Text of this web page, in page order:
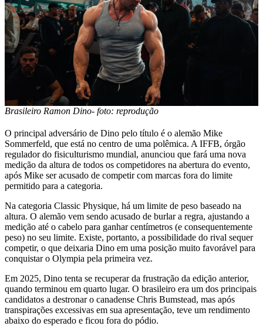
Brasileiro Ramon Dino- foto: reprodução
O principal adversário de Dino pelo título é o alemão Mike
Sommerfeld, que está no centro de uma polêmica. A IFFB, órgão
regulador do fisiculturismo mundial, anunciou que fará uma nova
medição da altura de todos os competidores na abertura do evento,
após Mike ser acusado de competir com marcas fora do limite
permitido para a categoria.
Na categoria Classic Physique, há um limite de peso baseado na
altura. O alemão vem sendo acusado de burlar a regra, ajustando a
medição até o cabelo para ganhar centímetros (e consequentemente
peso) no seu limite. Existe, portanto, a possibilidade do rival sequer
competir, o que deixaria Dino em uma posição muito favorável para
conquistar o Olympia pela primeira vez.
Em 2025, Dino tenta se recuperar da frustração da edição anterior,
quando terminou em quarto lugar. O brasileiro era um dos principais
candidatos a destronar o canadense Chris Bumstead, mas após
transpirações excessivas em sua apresentação, teve um rendimento
abaixo do esperado e ficou fora do pódio.